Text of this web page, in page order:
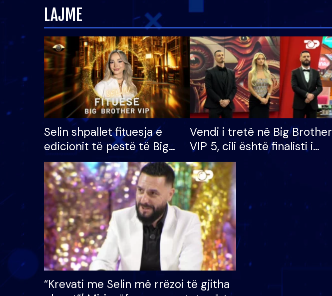
LAJME
Selin shpallet fituesja e
edicionit të pestë të Big
Brother VIP, rrëmben
çmimin e madh prej 100
mijë eurosh
Vendi i tretë në Big Brother
VIP 5, cili është finalisti i
radhës që lë shtëpinë
“Krevati me Selin më rrëzoi të gjitha